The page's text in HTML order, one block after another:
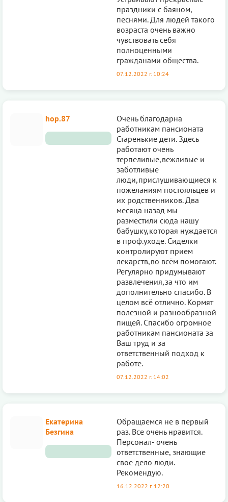
праздники с баяном,
песнями. Для людей такого
возраста очень важно
чувствовать себя
полноценными
гражданами общества.
07.12.2022 г. 10:24
hop.87
Очень благодарна
работникам пансионата
Старенькие дети. Здесь
работают очень
терпеливые,вежливые и
заботливые
люди,прислушивающиеся к
пожеланиям постояльцев и
их родственников. Два
месяца назад мы
разместили сюда нашу
бабушку,которая нуждается
в проф.уходе. Сиделки
контролируют прием
лекарств,во всём помогают.
Регулярно придумывают
развлечения,за что им
дополнительно спасибо. В
целом всё отлично. Кормят
полезной и разнообразной
пищей. Спасибо огромное
работникам пансионата за
Ваш труд и за
ответственный подход к
работе.
07.12.2022 г. 14:02
Екатерина
Безгина
Обращаемся не в первый
раз. Все очень нравится.
Персонал- очень
ответственные, знающие
свое дело люди.
Рекомендую.
16.12.2022 г. 12:20